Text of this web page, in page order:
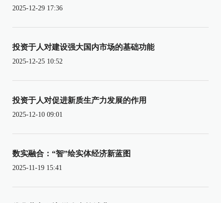
2025-12-29 17:36
投资于人对建设强大国内市场的基础功能
2025-12-25 10:52
投资于人对促进新质生产力发展的作用
2025-12-10 09:01
数实融合：“智”绘实体经济新蓝图
2025-11-19 15:41